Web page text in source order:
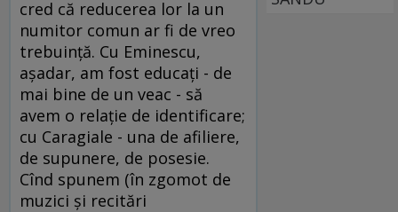
cred că reducerea lor la un
numitor comun ar fi de vreo
trebuinţă. Cu Eminescu,
aşadar, am fost educaţi - de
mai bine de un veac - să
avem o relaţie de identificare;
cu Caragiale - una de afiliere,
de supunere, de posesie.
Cînd spunem (în zgomot de
muzici şi recitări